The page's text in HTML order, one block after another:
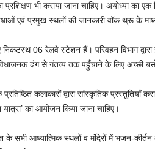
भी कराया जाना चाहिए। अयोध्या का
एवं प्रमुख स्थलों की जानकारी वॉक थ्रू के
06 रेलवे स्टेशन हैं। परिवहन विभाग
ढंग से गंतव्य तक पहुँचाने के लिए अच्छी
कलाकारों द्वारा सांस्कृतिक प्रस्तुतियाँ
का आयोजन किया जाना चाहिए।
के सभी आध्यात्मिक स्थलों व मंदिरों में भजन-